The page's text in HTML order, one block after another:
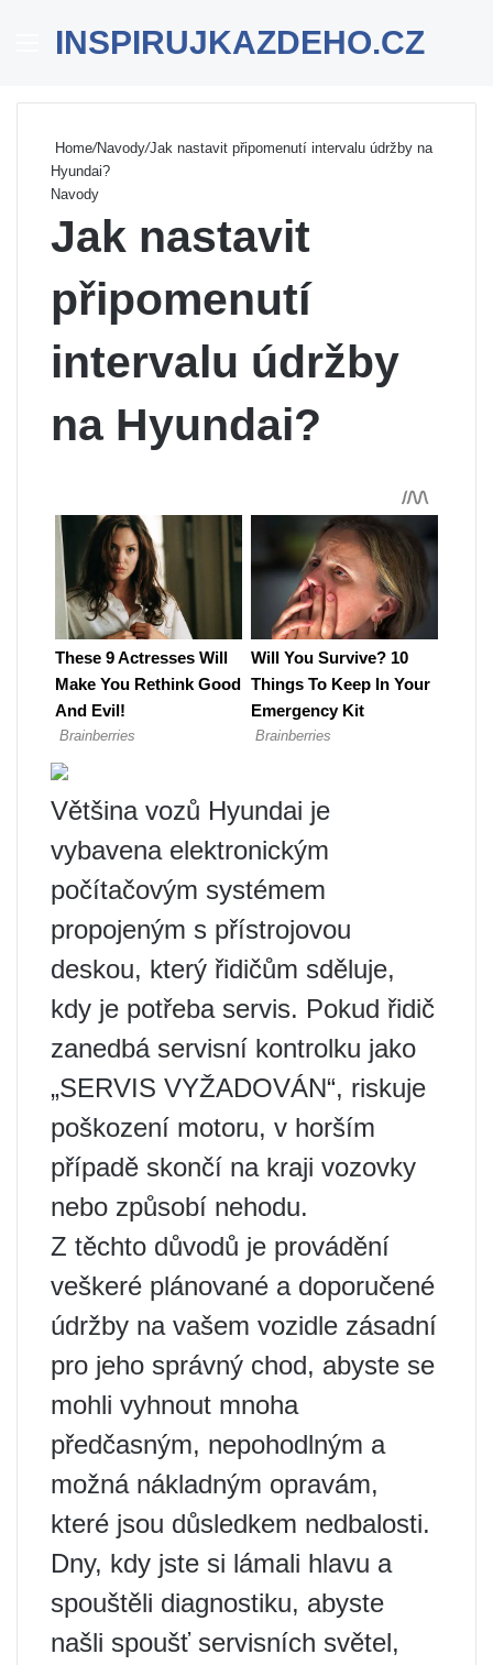
Menu
INSPIRUJKAZDEHO.CZ
Home/Navody/Jak nastavit připomenutí intervalu údržby na
Hyundai?
Navody
Jak nastavit
připomenutí
intervalu údržby
na Hyundai?
Většina vozů Hyundai je
vybavena elektronickým
počítačovým systémem
propojeným s přístrojovou
deskou, který řidičům sděluje,
kdy je potřeba servis. Pokud řidič
zanedbá servisní kontrolku jako
„SERVIS VYŽADOVÁN“, riskuje
poškození motoru, v horším
případě skončí na kraji vozovky
nebo způsobí nehodu.
Z těchto důvodů je provádění
veškeré plánované a doporučené
údržby na vašem vozidle zásadní
pro jeho správný chod, abyste se
mohli vyhnout mnoha
předčasným, nepohodlným a
možná nákladným opravám,
které jsou důsledkem nedbalosti.
Dny, kdy jste si lámali hlavu a
spouštěli diagnostiku, abyste
našli spoušť servisních světel,